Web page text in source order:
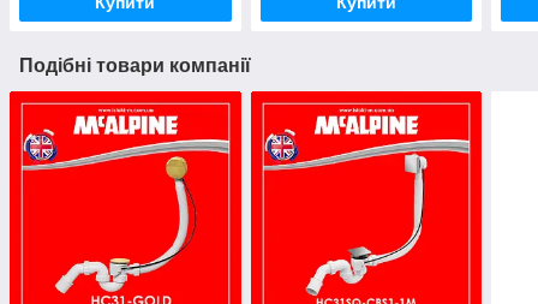
Подібні товари компанії